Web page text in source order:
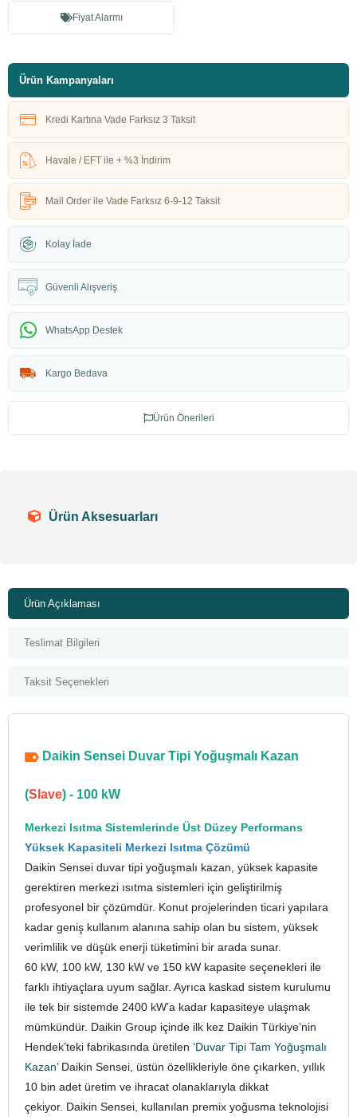
Fiyat Alarmı
Ürün Kampanyaları
Kredi Kartına Vade Farksız 3 Taksit
Havale / EFT ile + %3 İndirim
Mail Order ile Vade Farksız 6-9-12 Taksit
Kolay İade
Güvenli Alışveriş
WhatsApp Destek
Kargo Bedava
Ürün Önerileri
Ürün Aksesuarları
Ürün Açıklaması
Teslimat Bilgileri
Taksit Seçenekleri
Daikin Sensei Duvar Tipi Yoğuşmalı Kazan
(Slave) - 100 kW
Merkezi Isıtma Sistemlerinde Üst Düzey Performans
Yüksek Kapasiteli Merkezi Isıtma Çözümü
Daikin Sensei duvar tipi yoğuşmalı kazan, yüksek kapasite
gerektiren merkezi ısıtma sistemleri için geliştirilmiş
profesyonel bir çözümdür. Konut projelerinden ticari yapılara
kadar geniş kullanım alanına sahip olan bu sistem, yüksek
verimlilik ve düşük enerji tüketimini bir arada sunar.
60 kW, 100 kW, 130 kW ve 150 kW kapasite seçenekleri ile
farklı ihtiyaçlara uyum sağlar. Ayrıca kaskad sistem kurulumu
ile tek bir sistemde 2400 kW’a kadar kapasiteye ulaşmak
mümkündür. Daikin Group içinde ilk kez Daikin Türkiye’nin
Hendek’teki fabrikasında üretilen ‘Duvar Tipi Tam Yoğuşmalı
Kazan’ Daikin Sensei, üstün özellikleriyle öne çıkarken, yıllık
10 bin adet üretim ve ihracat olanaklarıyla dikkat
çekiyor. Daikin Sensei, kullanılan premix yoğusma teknolojisi